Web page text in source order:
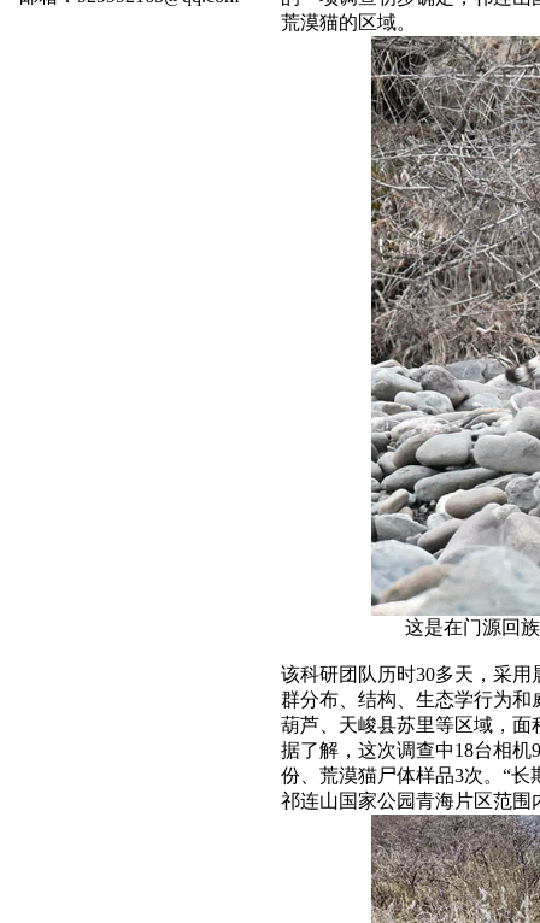
荒漠猫的区域。
这是在门源回
该科研团队历时30多天，采
群分布、结构、生态学行为
葫芦、天峻县苏里等区域，面
据了解，这次调查中18台相
份、荒漠猫尸体样品3次。“
祁连山国家公园青海片区范围